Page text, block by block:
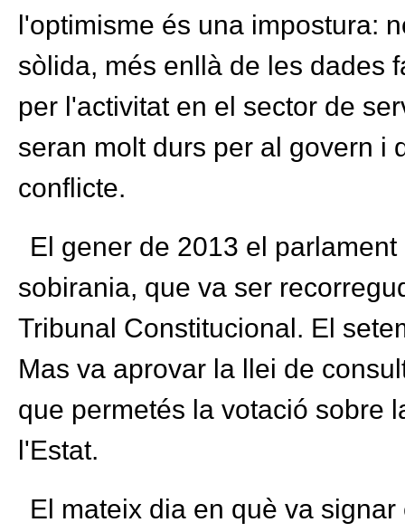
l'optimisme és una impostura:
sòlida, més enllà de les dades
per l'activitat en el sector de
seran molt durs per al govern i
conflicte.
El gener de 2013 el
sobirania, que va ser
Tribunal Constitucional. El
Mas va aprovar la llei de
que permetés la votació sobre
l'Estat.
El mateix dia en què va